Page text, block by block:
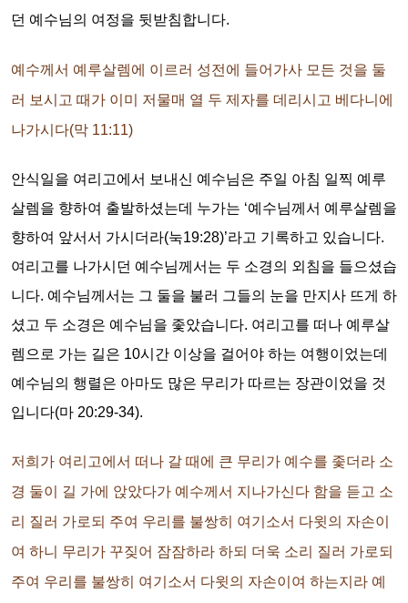
던 예수님의 여정을 뒷받침합니다.
예수께서 예루살렘에 이르러 성전에 들어가사 모든 것을 둘
러 보시고 때가 이미 저물매 열 두 제자를 데리시고 베다니에
나가시다(막 11:11)
안식일을 여리고에서 보내신 예수님은 주일 아침 일찍 예루
살렘을 향하여 출발하셨는데 누가는 ‘예수님께서 예루살렘을
향하여 앞서서 가시더라(눅19:28)’라고 기록하고 있습니다.
여리고를 나가시던 예수님께서는 두 소경의 외침을 들으셨습
니다. 예수님께서는 그 둘을 불러 그들의 눈을 만지사 뜨게 하
셨고 두 소경은 예수님을 좇았습니다. 여리고를 떠나 예루살
렘으로 가는 길은 10시간 이상을 걸어야 하는 여행이었는데
예수님의 행렬은 아마도 많은 무리가 따르는 장관이었을 것
입니다(마 20:29-34).
저희가 여리고에서 떠나 갈 때에 큰 무리가 예수를 좇더라 소
경 둘이 길 가에 앉았다가 예수께서 지나가신다 함을 듣고 소
리 질러 가로되 주여 우리를 불쌍히 여기소서 다윗의 자손이
여 하니 무리가 꾸짖어 잠잠하라 하되 더욱 소리 질러 가로되
주여 우리를 불쌍히 여기소서 다윗의 자손이여 하는지라 예